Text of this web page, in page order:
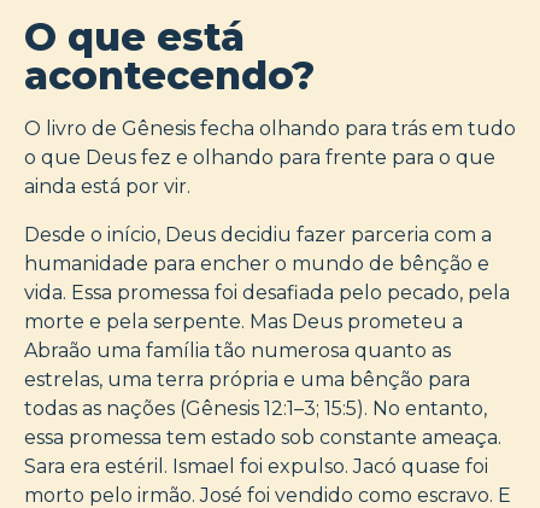
O que está
acontecendo?
O livro de Gênesis fecha olhando para trás em tudo
o que Deus fez e olhando para frente para o que
ainda está por vir.
Desde o início, Deus decidiu fazer parceria com a
humanidade para encher o mundo de bênção e
vida. Essa promessa foi desafiada pelo pecado, pela
morte e pela serpente. Mas Deus prometeu a
Abraão uma família tão numerosa quanto as
estrelas, uma terra própria e uma bênção para
todas as nações (Gênesis 12:1–3; 15:5). No entanto,
essa promessa tem estado sob constante ameaça.
Sara era estéril. Ismael foi expulso. Jacó quase foi
morto pelo irmão. José foi vendido como escravo. E